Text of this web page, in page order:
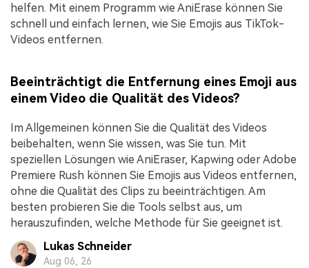
helfen. Mit einem Programm wie AniErase können Sie
schnell und einfach lernen, wie Sie Emojis aus TikTok-
Videos entfernen.
Beeinträchtigt die Entfernung eines Emoji aus
einem Video die Qualität des Videos?
Im Allgemeinen können Sie die Qualität des Videos
beibehalten, wenn Sie wissen, was Sie tun. Mit
speziellen Lösungen wie AniEraser, Kapwing oder Adobe
Premiere Rush können Sie Emojis aus Videos entfernen,
ohne die Qualität des Clips zu beeinträchtigen. Am
besten probieren Sie die Tools selbst aus, um
herauszufinden, welche Methode für Sie geeignet ist.
Lukas Schneider
Aug 06, 26